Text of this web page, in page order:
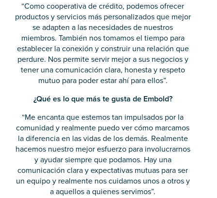
“Como cooperativa de crédito, podemos ofrecer
productos y servicios más personalizados que mejor
se adapten a las necesidades de nuestros
miembros. También nos tomamos el tiempo para
establecer la conexión y construir una relación que
perdure. Nos permite servir mejor a sus negocios y
tener una comunicación clara, honesta y respeto
mutuo para poder estar ahí para ellos”.
¿Qué es lo que más te gusta de Embold?
“Me encanta que estemos tan impulsados por la
comunidad y realmente puedo ver cómo marcamos
la diferencia en las vidas de los demás. Realmente
hacemos nuestro mejor esfuerzo para involucrarnos
y ayudar siempre que podamos. Hay una
comunicación clara y expectativas mutuas para ser
un equipo y realmente nos cuidamos unos a otros y
a aquellos a quienes servimos”.